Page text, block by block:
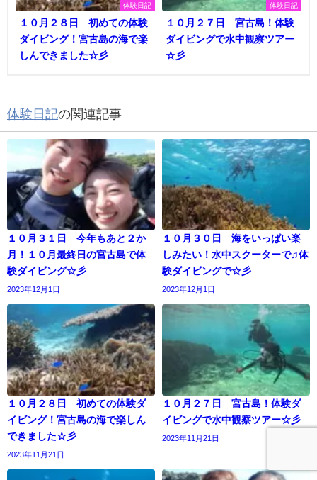
体験日記
１０月２８日 初めての体験
ダイビング！宮古島の海で楽
しんできました☆彡
体験日記
１０月２７日 宮古島！体験
ダイビングで水中観察ツアー
☆彡
体験日記の関連記事
１０月３１日 今年もあと２か
月！１０月最終日の宮古島で体
験ダイビング☆彡
2023年12月1日
１０月３０日 海をいっぱい楽
しみたい！水中スクーターで♫体
験ダイビングで☆彡
2023年12月1日
１０月２８日 初めての体験ダ
イビング！宮古島の海で楽しん
できました☆彡
2023年11月21日
１０月２７日 宮古島！体験ダ
イビングで水中観察ツアー☆彡
2023年11月21日